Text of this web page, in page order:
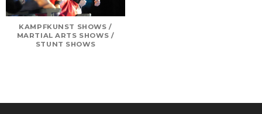
KAMPFKUNST SHOWS /
MARTIAL ARTS SHOWS /
STUNT SHOWS